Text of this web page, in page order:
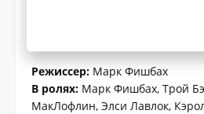
Режиссер: Марк Фишбах
В ролях: Марк Фишбах, Трой
МакЛофлин, Элси Лавлок,